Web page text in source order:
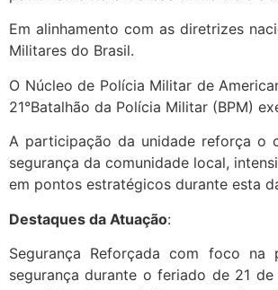
Em alinhamento com as diretrizes
Militares do Brasil.
O Núcleo de Polícia Militar de
21°Batalhão da Polícia Militar (BPM)
A participação da unidade reforça o
segurança da comunidade local,
em pontos estratégicos durante esta
Destaques da Atuação:
Segurança Reforçada com foco
segurança durante o feriado de 21